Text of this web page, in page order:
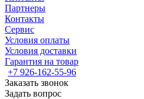
Партнеры
Контакты
Сервис
Условия оплаты
Условия доставки
Гарантия на товар
+7 926-162-55-96
Заказать звонок
Задать вопрос